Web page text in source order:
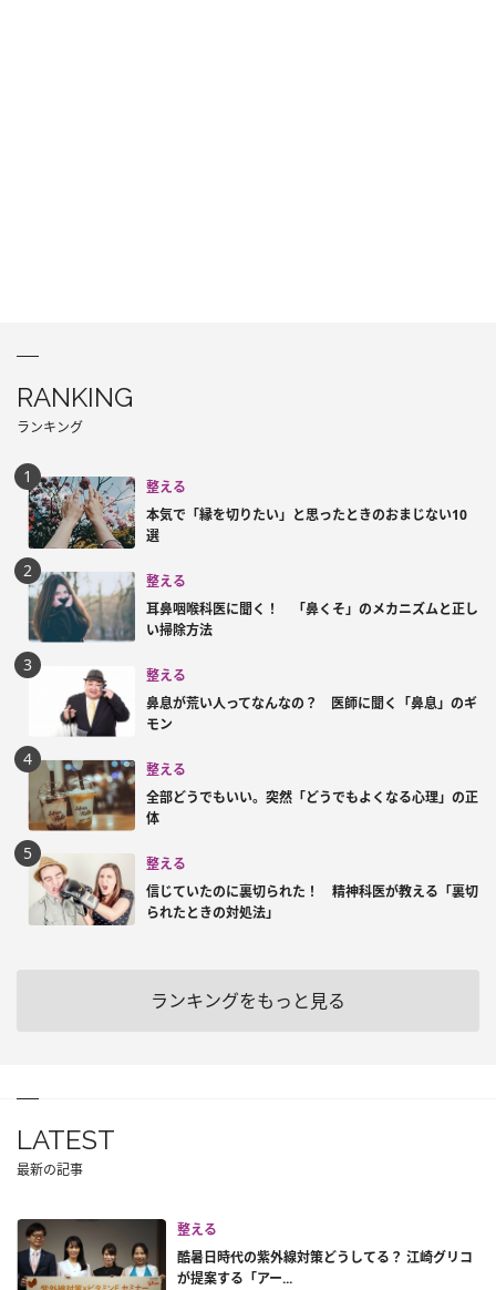
RANKING
ランキング
整える
本気で「縁を切りたい」と思ったときのおまじない10
選
整える
耳鼻咽喉科医に聞く！ 「鼻くそ」のメカニズムと正し
い掃除方法
整える
鼻息が荒い人ってなんなの？ 医師に聞く「鼻息」のギ
モン
整える
全部どうでもいい。突然「どうでもよくなる心理」の正
体
整える
信じていたのに裏切られた！ 精神科医が教える「裏切
られたときの対処法」
ランキングをもっと見る
LATEST
最新の記事
整える
酷暑日時代の紫外線対策どうしてる？ 江崎グリコ
が提案する「アー...